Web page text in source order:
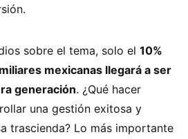
sobre el tema, solo el 10%
mexicanas llegará a ser
generación. ¿Qué hacer
una gestión exitosa y
trascienda? Lo más importante